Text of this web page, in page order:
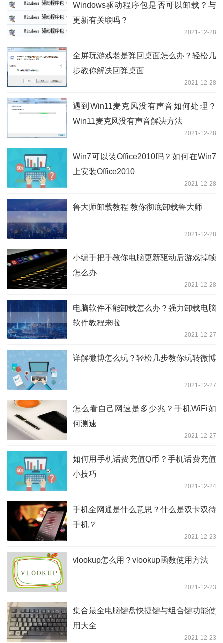
Windows驱动程序包是否可以卸载？与
更新有关联吗？
2021-12-28
全屏玩游戏老是弹回桌面怎么办？轻松几
步教你解决回弹桌面
2021-12-28
遇到Win11麦克风没有声音如何处理？
Win11麦克风没有声音解决方法
2021-12-28
Win7可以装Office2010吗？如何在Win7
上安装Office2010
2021-12-28
鲁大师卸载教程 教你彻底卸载鲁大师
2021-12-28
小编手把手教你电脑更新驱动后游戏掉帧
怎么办
2021-12-28
电脑软件不能卸载怎么办？强力卸载电脑
软件教程来啦
2021-12-27
详解微博怎么玩？轻松几步教你玩转微博
2021-12-27
怎么看自己网速是多少兆？手机WiFi如
何测速
2021-12-27
如何用手机话费充值Q币？手机话费充值
小技巧
2021-12-24
手机全网通是什么意思？什么是双卡双待
手机？
2021-12-23
vlookup怎么用？vlookup函数使用方法
2021-12-23
集合最全电脑键盘快捷键与组合键功能使
用大全
2021-12-23